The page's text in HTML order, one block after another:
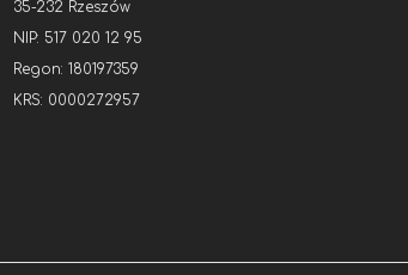
35-232 Rzeszów
NIP: 517 020 12 95
Regon: 180197359
KRS: 0000272957